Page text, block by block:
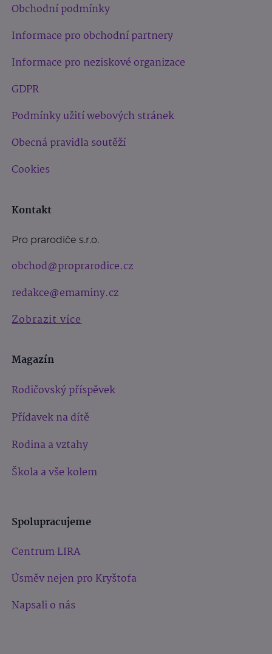
Obchodní podmínky
Informace pro obchodní partnery
Informace pro neziskové organizace
GDPR
Podmínky užití webových stránek
Obecná pravidla soutěží
Cookies
Kontakt
Pro prarodiče s.r.o.
obchod@proprarodice.cz
redakce@emaminy.cz
Zobrazit více
Magazín
Rodičovský příspěvek
Přídavek na dítě
Rodina a vztahy
Škola a vše kolem
Spolupracujeme
Centrum LIRA
Úsměv nejen pro Kryštofa
Napsali o nás